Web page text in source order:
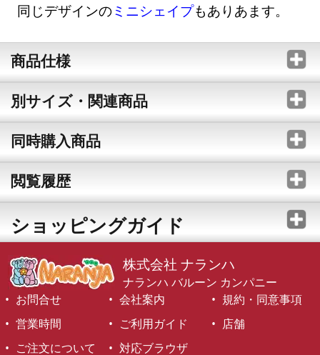
同じデザインのミニシェイプもありあます。
商品仕様
別サイズ・関連商品
同時購入商品
閲覧履歴
ショッピングガイド
株式会社 ナランハ
ナランハ バルーン カンパニー
お問合せ
会社案内
規約・同意事項
営業時間
ご利用ガイド
店舗
ご注文について
対応ブラウザ